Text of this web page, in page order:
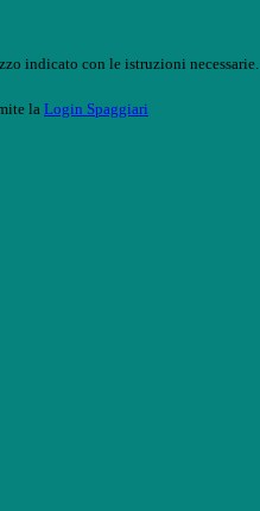
indicato con le istruzioni necessarie.
la Login Spaggiari